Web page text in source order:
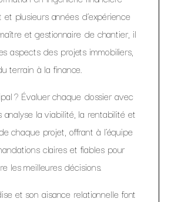
plusieurs années d’expérience
et gestionnaire de chantier, il
aspects des projets immobiliers,
terrain à la finance.
? Évaluer chaque dossier avec
analyse la viabilité, la rentabilité et
chaque projet, offrant à l’équipe
claires et fiables pour
les meilleures décisions.
et son aisance relationnelle font